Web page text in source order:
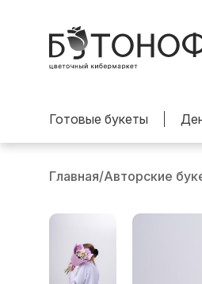
Готовые букеты
Главная/Авторские